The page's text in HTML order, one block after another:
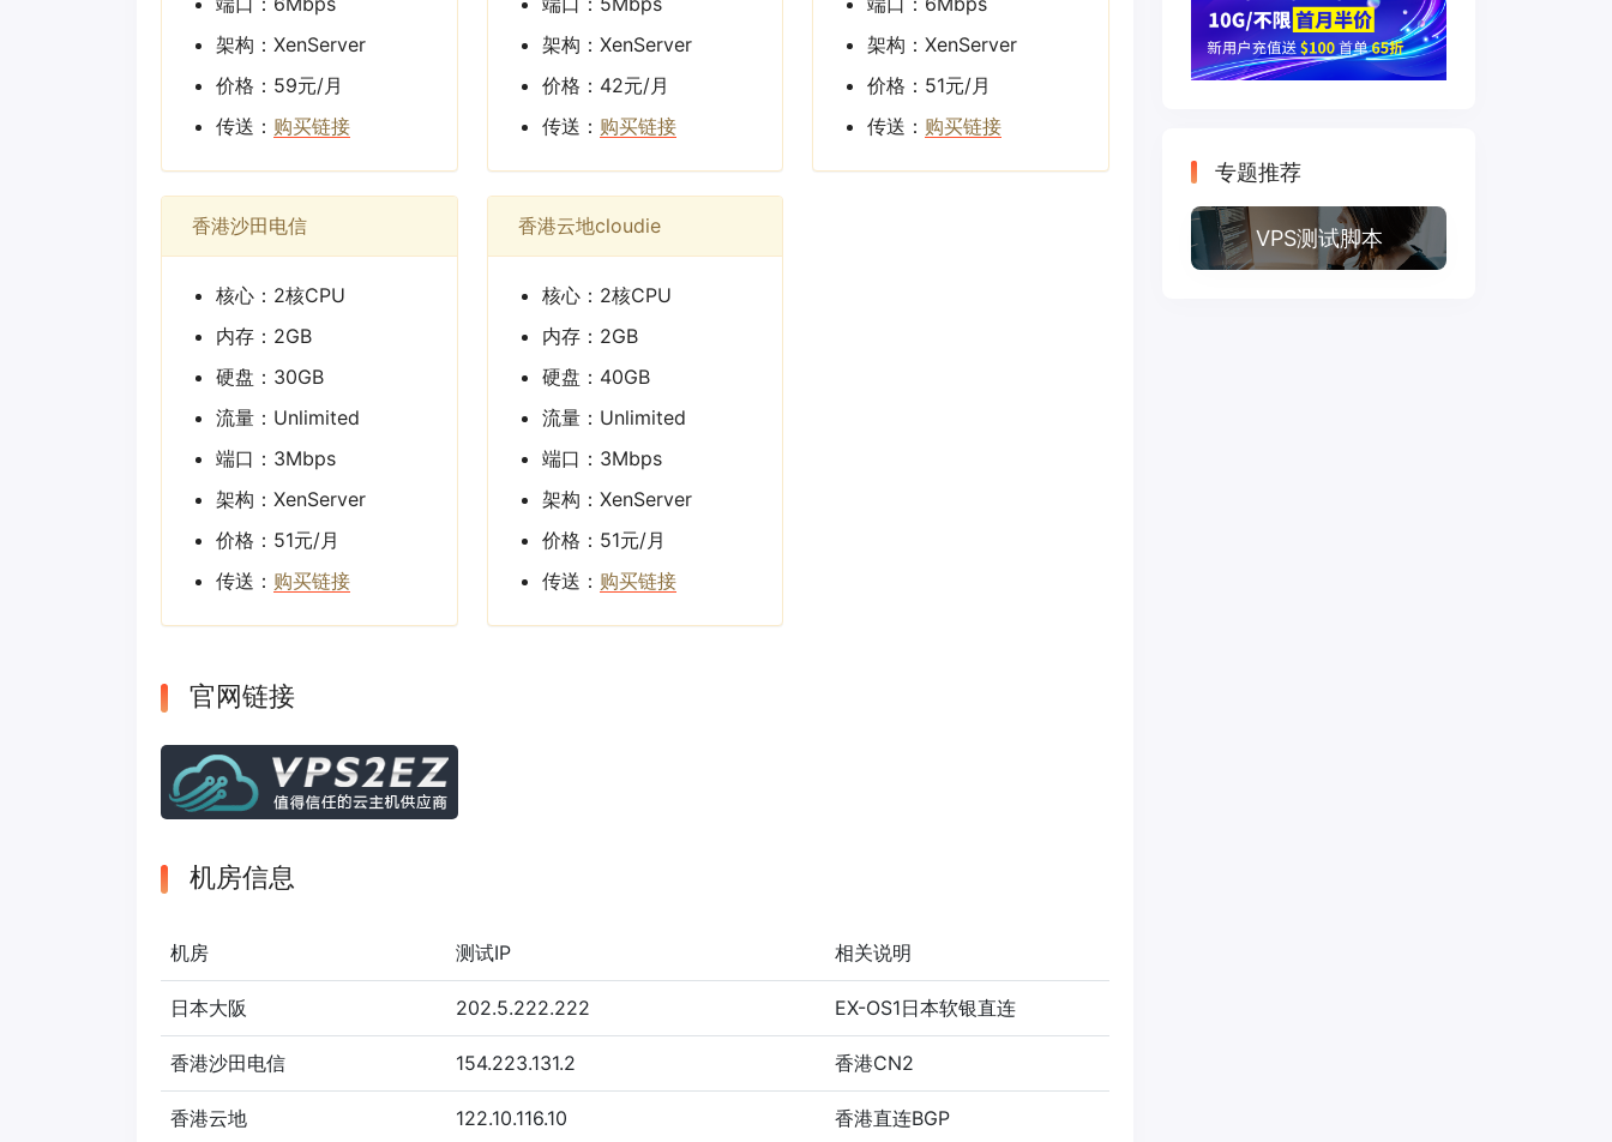
架构：XenServer
价格：59元/月
传送： 购买链接
架构：XenServer
价格：42元/月
传送： 购买链接
架构：XenServer
价格：51元/月
传送： 购买链接
香港沙田电信
核心：2核CPU
内存：2GB
硬盘：30GB
流量：Unlimited
端口：3Mbps
架构：XenServer
价格：51元/月
传送： 购买链接
香港云地cloudie
核心：2核CPU
内存：2GB
硬盘：40GB
流量：Unlimited
端口：3Mbps
架构：XenServer
价格：51元/月
传送： 购买链接
官网链接
机房信息
机房 测试IP 相关说明
日本大阪 202.5.222.222 EX-OS1日本软银直连
香港沙田电信 154.223.131.2 香港CN2
香港云地 122.10.116.10 香港直连BGP
专题推荐
VPS测试脚本